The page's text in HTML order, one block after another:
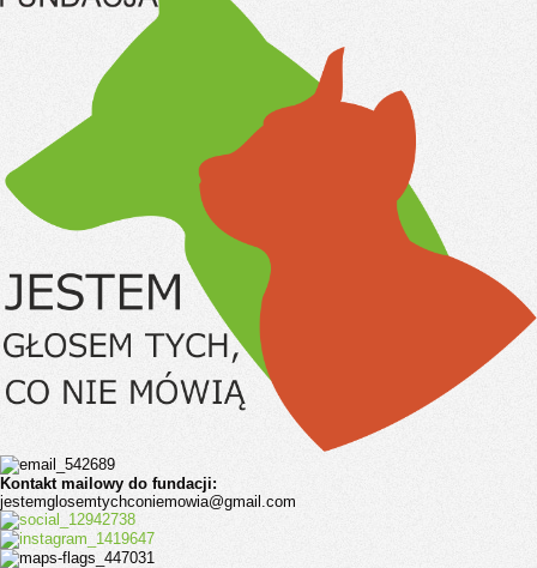
Kontakt mailowy do fundacji:
jestemglosemtychconiemowia@gmail.com